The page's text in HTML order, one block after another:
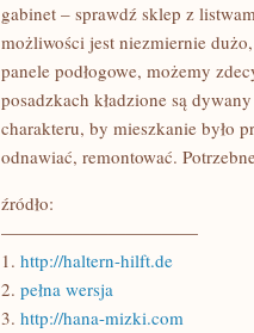
gabinet – sprawdź sklep z
możliwości jest niezmiernie
panele podłogowe, możemy
posadzkach kładzione są
charakteru, by mieszkanie było
odnawiać, remontować.
źródło:
———————————
1. http://haltern-hilft.de
2. pełna wersja
3. http://hana-mizki.com